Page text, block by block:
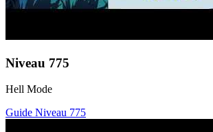
Niveau 775
Hell Mode
Guide Niveau 775